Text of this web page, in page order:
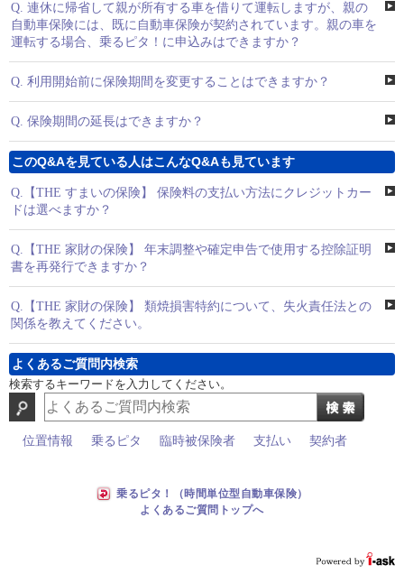
Q. 連休に帰省して親が所有する車を借りて運転しますが、親の
自動車保険には、既に自動車保険が契約されています。親の車を
運転する場合、乗るピタ！に申込みはできますか？
Q. 利用開始前に保険期間を変更することはできますか？
Q. 保険期間の延長はできますか？
このQ&Aを見ている人はこんなQ&Aも見ています
Q. 【THE すまいの保険】 保険料の支払い方法にクレジットカー
ドは選べますか？
Q. 【THE 家財の保険】 年末調整や確定申告で使用する控除証明
書を再発行できますか？
Q. 【THE 家財の保険】 類焼損害特約について、失火責任法との
関係を教えてください。
よくあるご質問内検索
検索するキーワードを入力してください。
位置情報 乗るピタ 臨時被保険者 支払い 契約者
乗るピタ！（時間単位型自動車保険）
よくあるご質問トップへ